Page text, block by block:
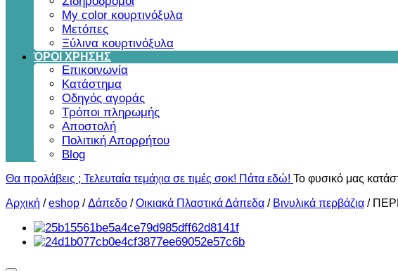
My color κουρτινόξυλα
Μετόπες
Ξύλινα κουρτινόξυλα
ΌΡΟΙ ΧΡΗΣΗΣ
Επικοινωνία
Κατάστημα
Οδηγός αγοράς
Τρόποι πληρωμής
Αποστολή
Πολιτική Απορρήτου
Blog
Θα προλάβεις ; Τελευταία τεμάχια σε τιμές σοκ! Πάτα εδώ! Το φυσικό μας
Αρχική /eshop /Δάπεδο /Οικιακά Πλαστικά Δάπεδα / Βινυλικά περβάζια /